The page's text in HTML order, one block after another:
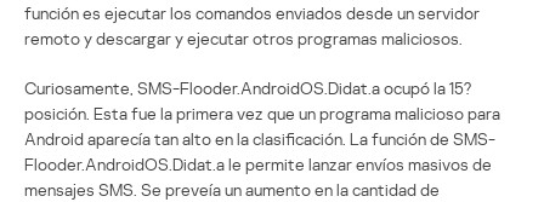
función es ejecutar los comandos enviados desde un servidor
remoto y descargar y ejecutar otros programas maliciosos.
Curiosamente, SMS-Flooder.AndroidOS.Didat.a ocupó la 15?
posición. Esta fue la primera vez que un programa malicioso para
Android aparecía tan alto en la clasificación. La función de SMS-
Flooder.AndroidOS.Didat.a le permite lanzar envíos masivos de
mensajes SMS. Se preveía un aumento en la cantidad de